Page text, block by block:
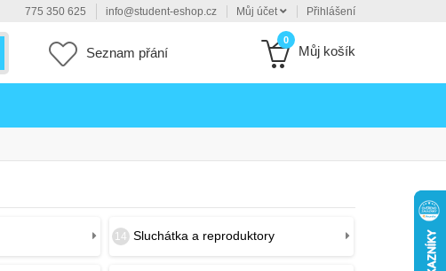
775 350 625 info@student-eshop.cz Můj účet Přihlášení
Seznam přání
0
Můj košík
14 Sluchátka a reproduktory